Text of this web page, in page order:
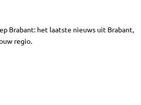
Brabant: het laatste nieuws uit Brabant,
regio.